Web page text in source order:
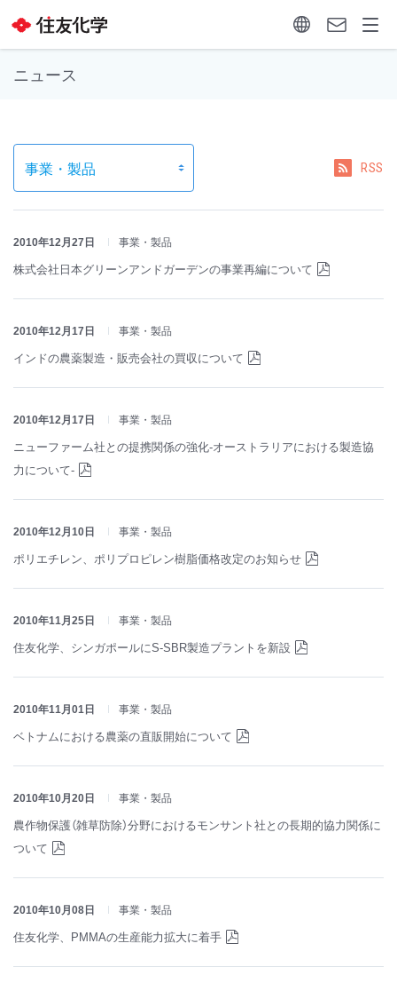
ニュース
RSS
2010年12月27日 事業・製品
株式会社日本グリーンアンドガーデンの事業再編について
2010年12月17日 事業・製品
インドの農薬製造・販売会社の買収について
2010年12月17日 事業・製品
ニューファーム社との提携関係の強化-オーストラリアにおける製造協
力について-
2010年12月10日 事業・製品
ポリエチレン、ポリプロピレン樹脂価格改定のお知らせ
2010年11月25日 事業・製品
住友化学、シンガポールにS-SBR製造プラントを新設
2010年11月01日 事業・製品
ベトナムにおける農薬の直販開始について
2010年10月20日 事業・製品
農作物保護（雑草防除）分野におけるモンサント社との長期的協力関係に
ついて
2010年10月08日 事業・製品
住友化学、PMMAの生産能力拡大に着手